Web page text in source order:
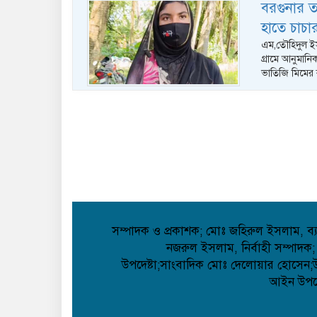
বরগুনার
হাতে
এম,তৌহিদুল
গ্রামে
ভাতিজি
সম্পাদক ও প্রকাশক; মোঃ জহিরুল ইসলাম,
নজরুল ইসলাম, নির্বাহী
উপদেষ্টা;সাংবাদিক মোঃ দেলোয়ার
আইন